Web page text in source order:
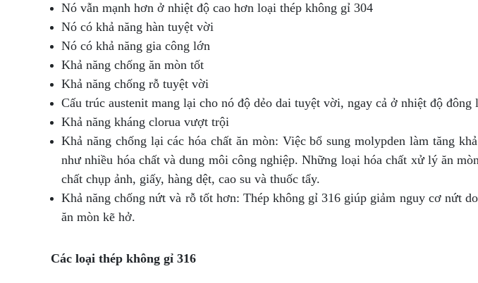
Nó vẫn mạnh hơn ở nhiệt độ cao hơn loại thép không gỉ 304
Nó có khả năng hàn tuyệt vời
Nó có khả năng gia công lớn
Khả năng chống ăn mòn tốt
Khả năng chống rỗ tuyệt vời
Cấu trúc austenit mang lại cho nó độ dẻo dai tuyệt vời, ngay cả ở nhiệt độ đông
Khả năng kháng clorua vượt trội
Khả năng chống lại các hóa chất ăn mòn: Việc bổ sung molypden làm tăng
như nhiều hóa chất và dung môi công nghiệp. Những loại hóa chất xử lý ăn
chất chụp ảnh, giấy, hàng dệt, cao su và thuốc tẩy.
Khả năng chống nứt và rỗ tốt hơn: Thép không gỉ 316 giúp giảm nguy cơ nứt
ăn mòn kẽ hở.
Các loại thép không gỉ 316